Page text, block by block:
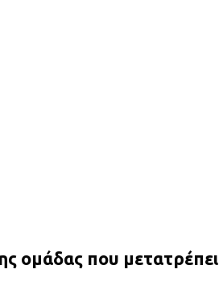
ομάδας που μετατρέπει